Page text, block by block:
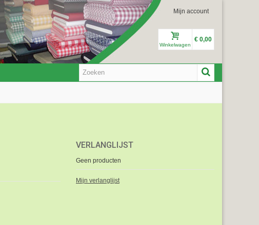
Mijn account
Winkelwagen
€ 0,00
VERLANGLIJST
Geen producten
Mijn verlanglijst